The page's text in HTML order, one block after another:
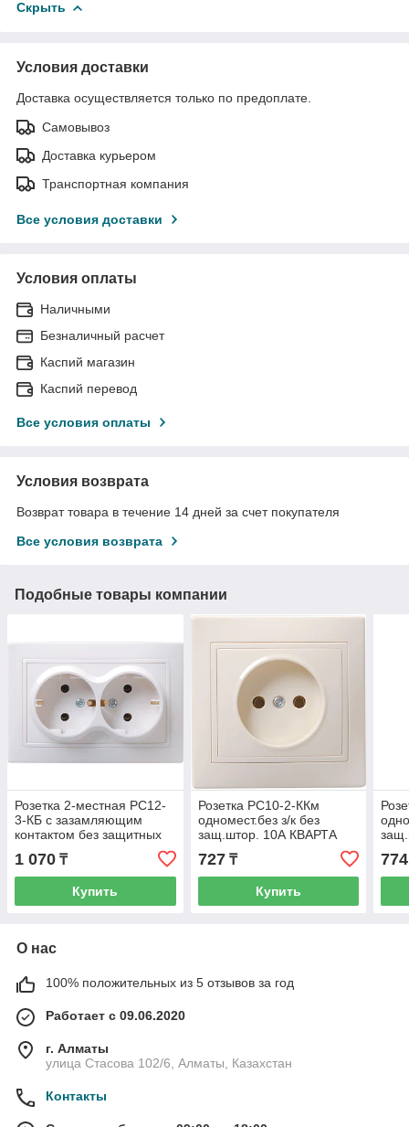
Скрыть
Условия доставки
Доставка осуществляется только по предоплате.
Самовывоз
Доставка курьером
Транспортная компания
Все условия доставки
Условия оплаты
Наличными
Безналичный расчет
Каспий магазин
Каспий перевод
Все условия оплаты
Условия возврата
Возврат товара в течение 14 дней за счет покупателя
Все условия возврата
Подобные товары компании
Розетка 2-местная РС12-
3-КБ с зазамляющим
контактом без защитных
шторок 16А Кварта
(белый)
1 070 ₸
Купить
Розетка РС10-2-ККм
одномест.без з/к без
защ.штор. 10А КВАРТА
(кремовый) ИЭК
727₸
Купить
774
О нас
100% положительных из 5 отзывов за год
Работает с 09.06.2020
г. Алматы
улица Стасова 102/6, Алматы, Казахстан
Контакты